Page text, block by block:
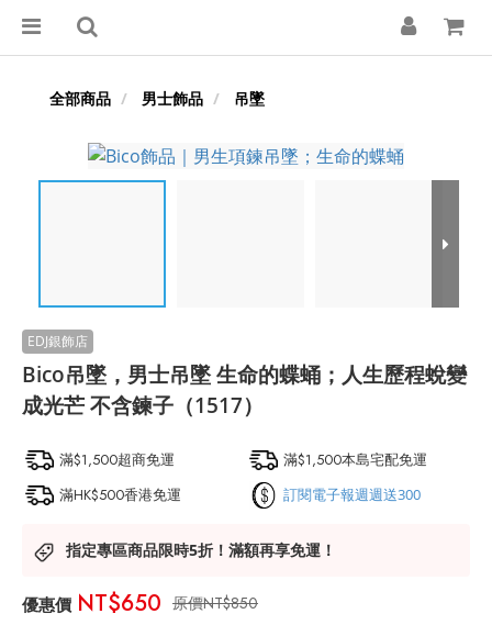
全部商品 男士飾品 吊墜
Bico吊墜，男士吊墜 生命的蝶蛹；人生歷程蛻變
成光芒 不含鍊子（1517）
滿$1,500超商免運
滿$1,500本島宅配免運
滿HK$500香港免運
訂閱電子報週週送300
指定專區商品限時5折！滿額再享免運！
NT$850
NT$650